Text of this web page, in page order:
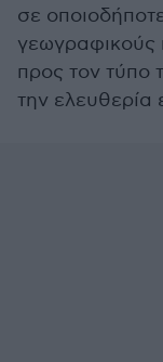
σε
γεωγραφικούς
προς τον τύπο
την ελευθερία